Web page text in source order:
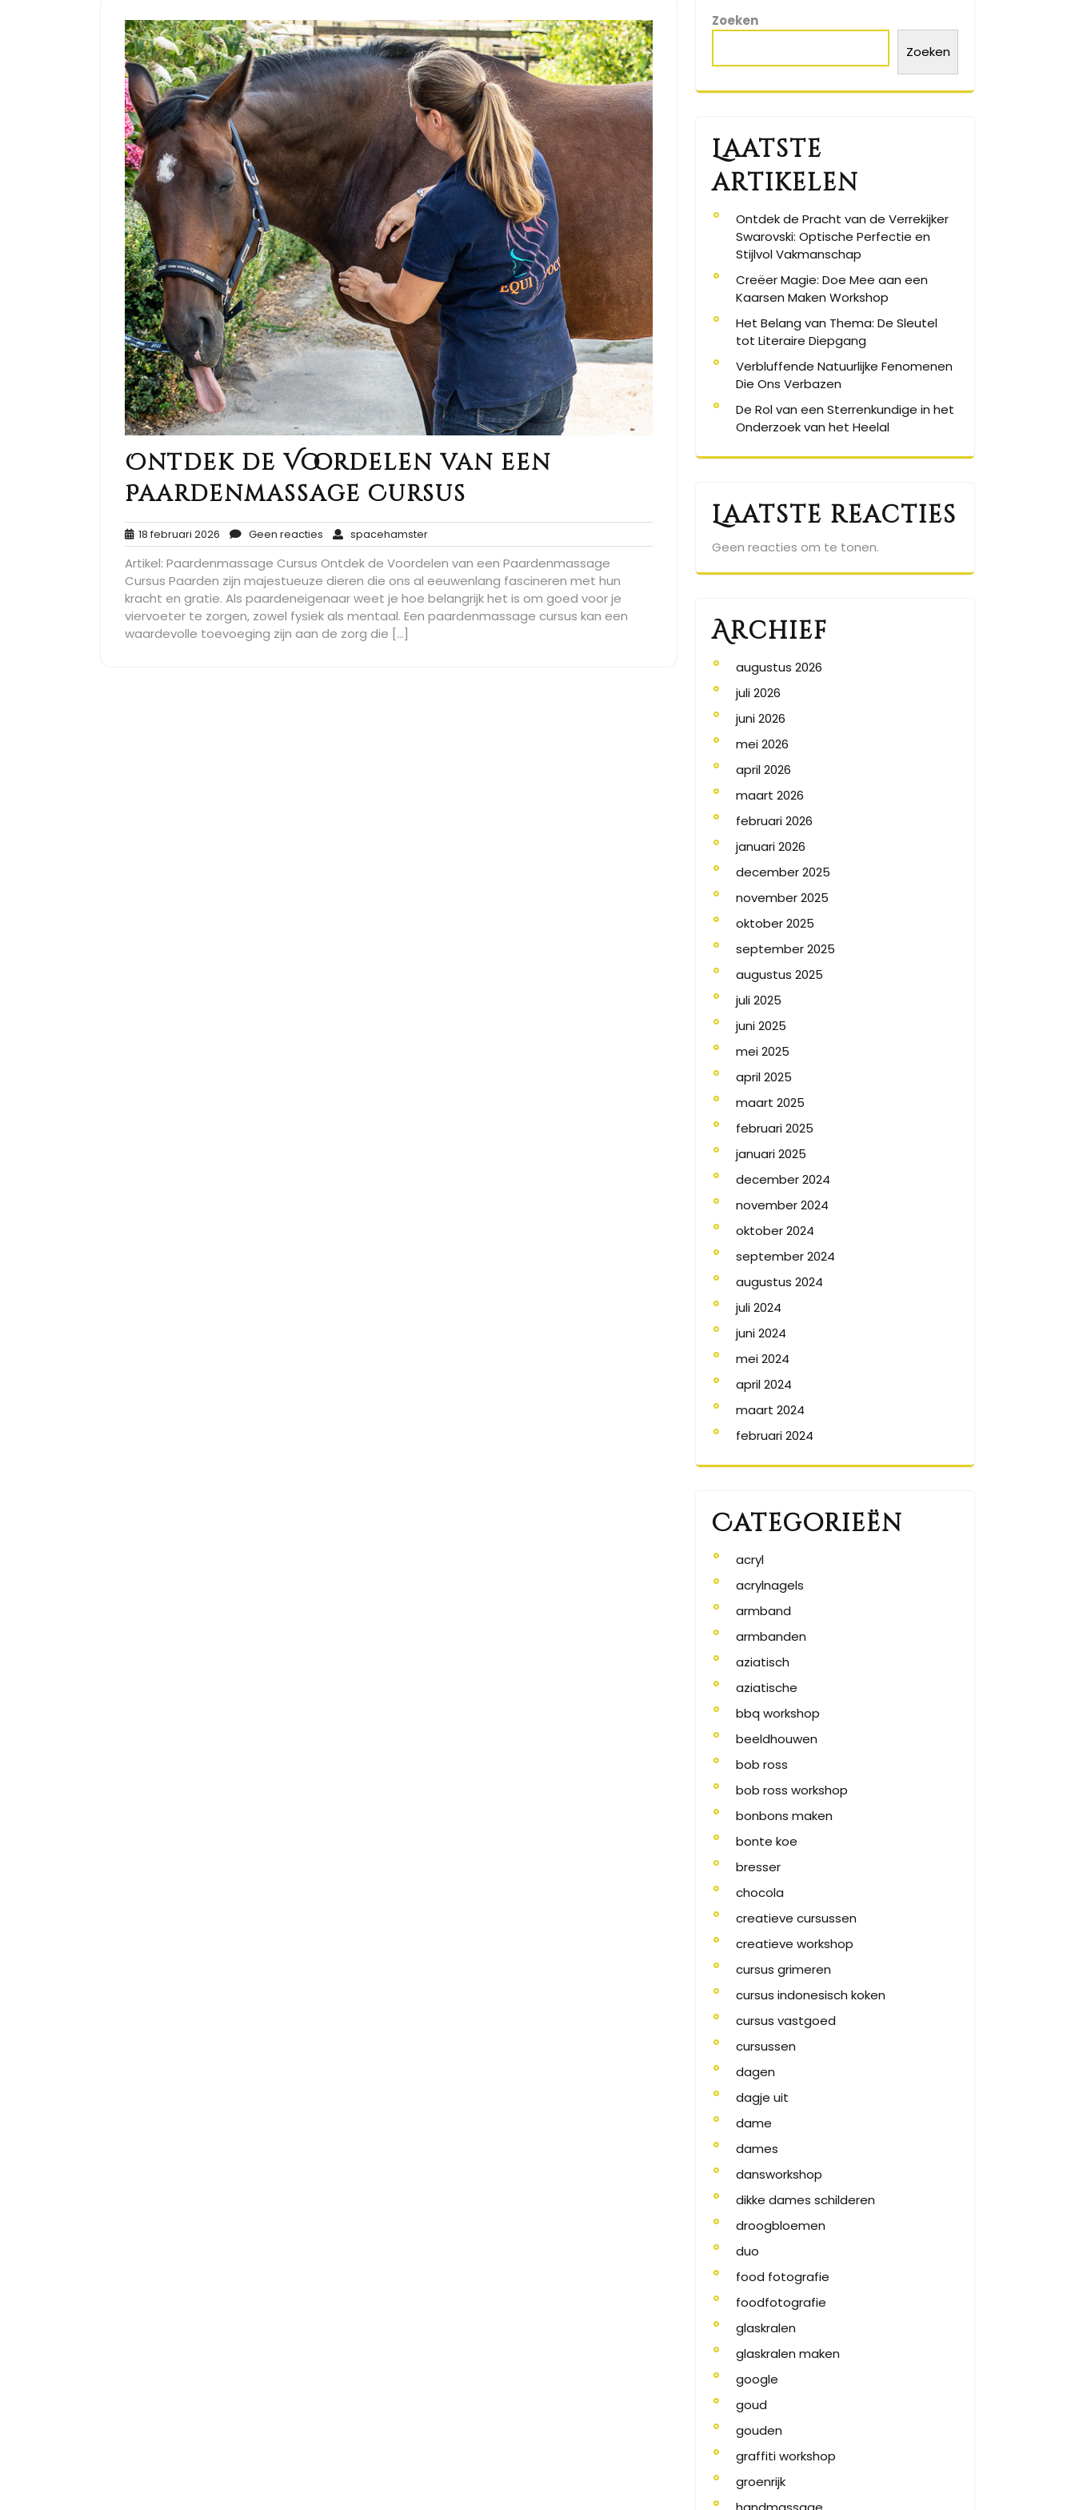
Ontdek de Voordelen van een
Paardenmassage Cursus
18 februari 2026
februari
2026
Geen reacties Geen
reacties
spacehamsterspacehamster
Artikel: Paardenmassage Cursus Ontdek de Voordelen van een Paardenmassage
Cursus Paarden zijn majestueuze dieren die ons al eeuwenlang fascineren met hun
kracht en gratie. Als paardeneigenaar weet je hoe belangrijk het is om goed voor je
viervoeter te zorgen, zowel fysiek als mentaal. Een paardenmassage cursus kan een
waardevolle toevoeging zijn aan de zorg die […]
Zoeken
Zoeken
Laatste
artikelen
Ontdek de Pracht van de Verrekijker
Swarovski: Optische Perfectie en
Stijlvol Vakmanschap
Creëer Magie: Doe Mee aan een
Kaarsen Maken Workshop
Het Belang van Thema: De Sleutel
tot Literaire Diepgang
Verbluffende Natuurlijke Fenomenen
Die Ons Verbazen
De Rol van een Sterrenkundige in het
Onderzoek van het Heelal
Laatste reacties
Geen reacties om te tonen.
Archief
augustus 2026
juli 2026
juni 2026
mei 2026
april 2026
maart 2026
februari 2026
januari 2026
december 2025
november 2025
oktober 2025
september 2025
augustus 2025
juli 2025
juni 2025
mei 2025
april 2025
maart 2025
februari 2025
januari 2025
december 2024
november 2024
oktober 2024
september 2024
augustus 2024
juli 2024
juni 2024
mei 2024
april 2024
maart 2024
februari 2024
Categorieën
acryl
acrylnagels
armband
armbanden
aziatisch
aziatische
bbq workshop
beeldhouwen
bob ross
bob ross workshop
bonbons maken
bonte koe
bresser
chocola
creatieve cursussen
creatieve workshop
cursus grimeren
cursus indonesisch koken
cursus vastgoed
cursussen
dagen
dagje uit
dame
dames
dansworkshop
dikke dames schilderen
droogbloemen
duo
food fotografie
foodfotografie
glaskralen
glaskralen maken
google
goud
gouden
graffiti workshop
groenrijk